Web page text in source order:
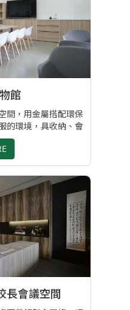
館
間，用金屬搭配環保
的環境，具收納、會
，多功多用。
長會議空間